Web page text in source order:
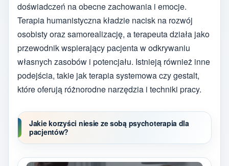
doświadczeń na obecne zachowania i emocje.
Terapia humanistyczna kładzie nacisk na rozwój
osobisty oraz samorealizację, a terapeuta działa jako
przewodnik wspierający pacjenta w odkrywaniu
własnych zasobów i potencjału. Istnieją również inne
podejścia, takie jak terapia systemowa czy gestalt,
które oferują różnorodne narzędzia i techniki pracy.
Jakie korzyści niesie ze sobą psychoterapia dla
pacjentów?